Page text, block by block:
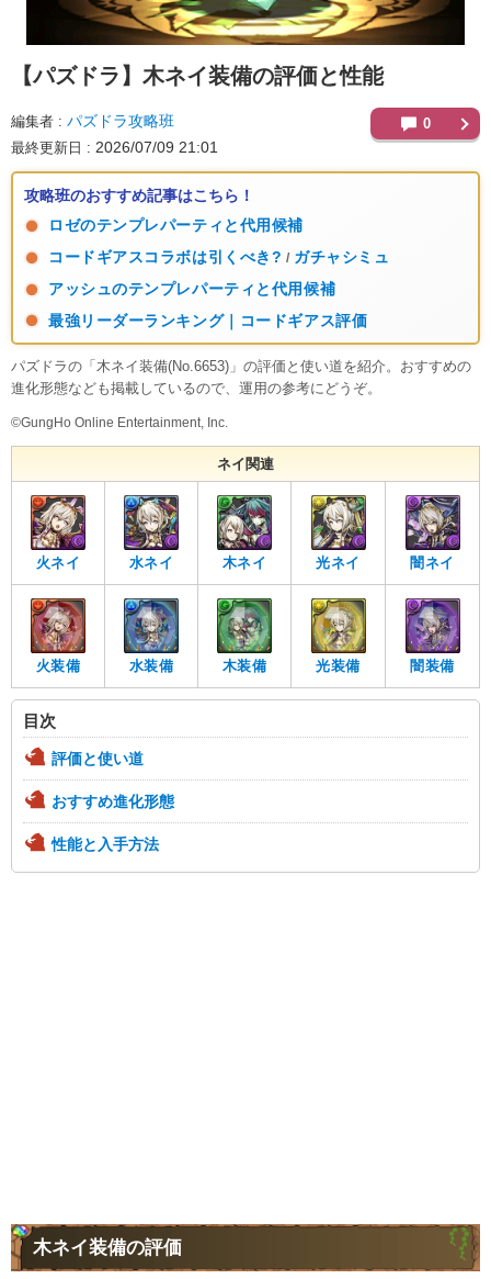
【パズドラ】 木ネイ装備の評価と性能
編集者 パズドラ攻略班
最終更新日 2026/07/09 21:01
0
攻略班のおすすめ記事はこちら！
ロゼのテンプレパーティと代用候補
コードギアスコラボは引くべき? / ガチャシミュ
アッシュのテンプレパーティと代用候補
最強リーダーランキング｜コードギアス評価
パズドラの「木ネイ装備(No.6653)」の評価と使い道を紹介。おすすめの
進化形態なども掲載しているので、運用の参考にどうぞ。
©GungHo Online Entertainment, Inc.
ネイ関連
火ネイ 水ネイ 木ネイ 光ネイ 闇ネイ
火装備 水装備 木装備 光装備 闇装備
目次
評価と使い道
おすすめ進化形態
性能と入手方法
木ネイ装備の評価